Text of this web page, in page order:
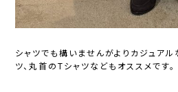
シャツでも構いませんがよりカジュア
ツ、丸首のTシャツなどもオススメです。